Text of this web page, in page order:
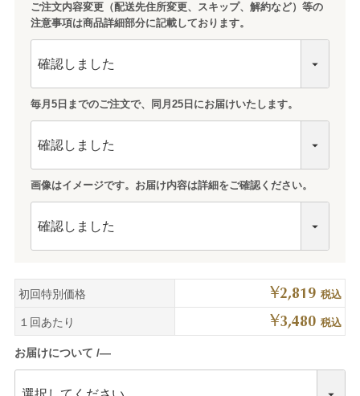
ご注文内容変更（配送先住所変更、スキップ、解約など）等の
注意事項は商品詳細部分に記載しております。
毎月5日までのご注文で、同月25日にお届けいたします。
画像はイメージです。お届け内容は詳細をご確認ください。
初回特別価格 ¥2,819 税込
１回あたり ¥3,480 税込
お届けについて ―